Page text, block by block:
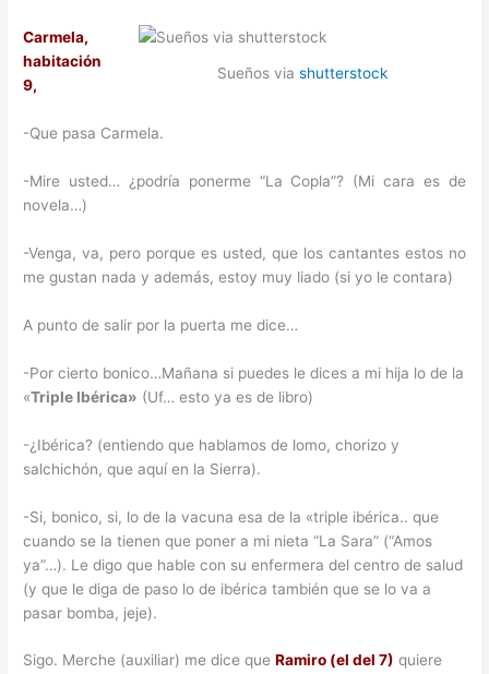
Sueños via shutterstock
Carmela,
habitación
9,
-Que pasa Carmela.
-Mire usted… ¿podría ponerme “La Copla”? (Mi cara es de
novela…)
-Venga, va, pero porque es usted, que los cantantes estos no
me gustan nada y además, estoy muy liado (si yo le contara)
A punto de salir por la puerta me dice…
-Por cierto bonico…Mañana si puedes le dices a mi hija lo de la
«Triple Ibérica» (Uf… esto ya es de libro)
-¿Ibérica? (entiendo que hablamos de lomo, chorizo y
salchichón, que aquí en la Sierra).
-Si, bonico, si, lo de la vacuna esa de la «triple ibérica.. que
cuando se la tienen que poner a mi nieta “La Sara” (“Amos
ya”…). Le digo que hable con su enfermera del centro de salud
(y que le diga de paso lo de ibérica también que se lo va a
pasar bomba, jeje).
Sigo. Merche (auxiliar) me dice queRamiro (el del 7) quiere